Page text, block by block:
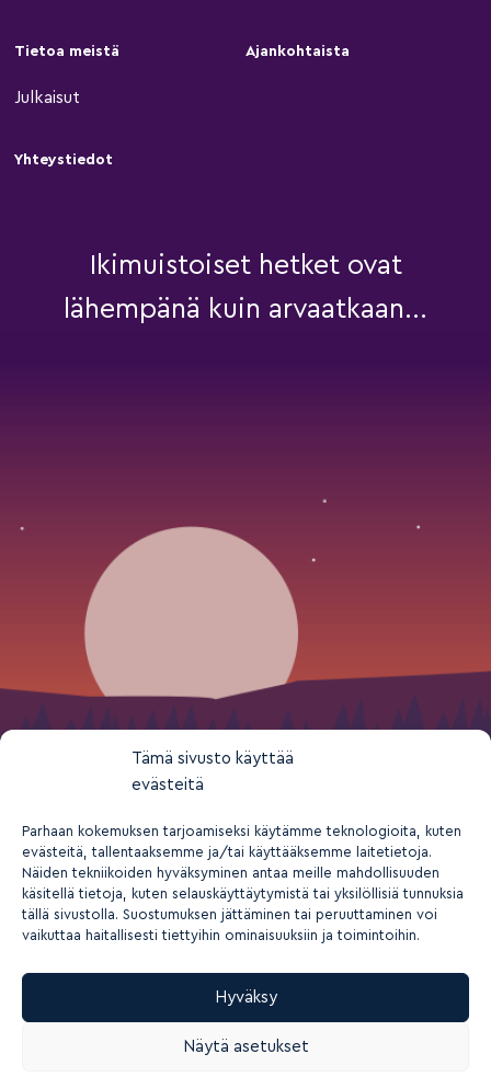
Tämä sivusto käyttää
evästeitä
Parhaan kokemuksen tarjoamiseksi käytämme teknologioita, kuten
evästeitä, tallentaaksemme ja/tai käyttääksemme laitetietoja.
Näiden tekniikoiden hyväksyminen antaa meille mahdollisuuden
käsitellä tietoja, kuten selauskäyttäytymistä tai yksilöllisiä tunnuksia
tällä sivustolla. Suostumuksen jättäminen tai peruuttaminen voi
vaikuttaa haitallisesti tiettyihin ominaisuuksiin ja toimintoihin.
Hyväksy
Näytä asetukset
Tietoa meistä
Julkaisut
Ajankohtaista
Yhteystiedot
Ikimuistoiset hetket ovat
lähempänä kuin arvaatkaan...
2026 © Suomen nuorisokeskusyhdistys ry
Tietosuoja- ja yksityisyys Rekisteriseloste